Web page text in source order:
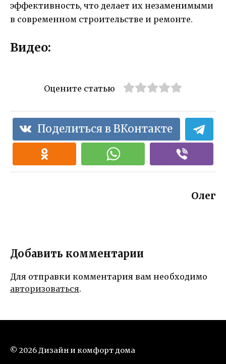
эффективность, что делает их незаменимыми
в современном строительстве и ремонте.
Видео:
Оцените статью
Поделиться в ВКонтакте
Олег
Добавить комментарии
Для отправки комментария вам необходимо
авторизоваться.
© 2026 Дизайн и комфорт дома